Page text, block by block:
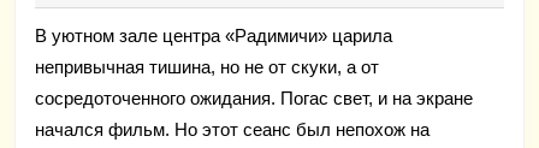
Радимичах
В уютном зале центра «Радимичи» царила
непривычная тишина, но не от скуки, а от
сосредоточенного ожидания. Погас свет, и на экране
начался фильм. Но этот сеанс был непохож на